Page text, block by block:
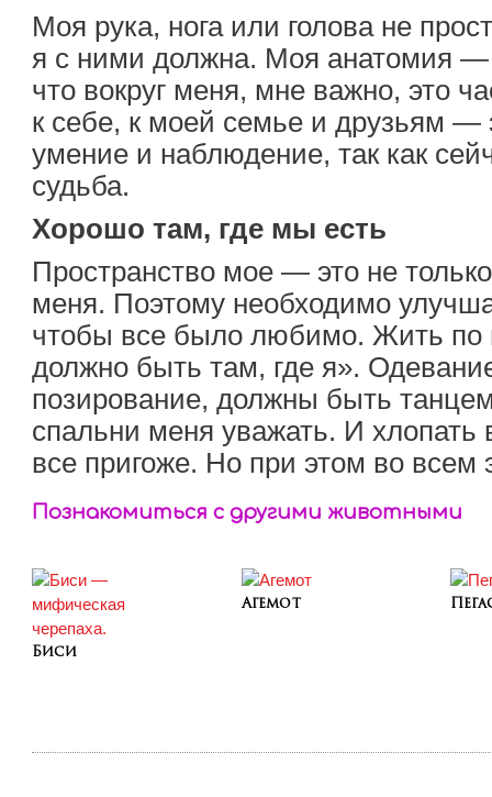
Моя рука, нога или голова не
я с ними должна. Моя анатомия
что вокруг меня, мне важно, это
к себе, к моей семье и друзьям —
умение и наблюдение, так как
судьба.
Хорошо там, где мы есть
Пространство мое — это не
меня. Поэтому необходимо
чтобы все было любимо. Жить по
должно быть там, где я».
позирование, должны быть
спальни меня уважать. И
все пригоже. Но при этом во всем
Познакомиться с другими животными
Биси
Агемот